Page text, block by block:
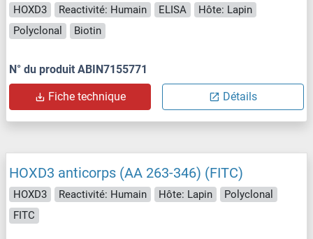
HOXD3 Reactivité: Humain ELISA
Hôte: Lapin
Polyclonal
Biotin
N° du produit ABIN7155771
Fiche technique Détails
HOXD3 anticorps (AA 263-346) (FITC)
HOXD3 Reactivité: Humain Hôte: Lapin
Polyclonal
FITC